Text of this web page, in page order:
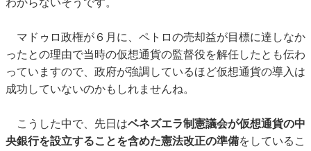
マドゥロ政権が６月に、ペトロの売却益が目標に達しなか
ったとの理由で当時の仮想通貨の監督役を解任したとも伝わ
っていますので、政府が強調しているほど仮想通貨の導入は
成功していないのかもしれませんね。
こうした中で、先日はベネズエラ制憲議会が仮想通貨の中
央銀行を設立することを含めた憲法改正の準備をしているこ